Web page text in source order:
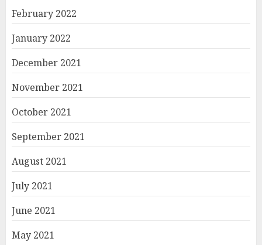
February 2022
January 2022
December 2021
November 2021
October 2021
September 2021
August 2021
July 2021
June 2021
May 2021